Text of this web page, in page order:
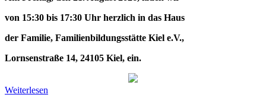
von 15:30 bis 17:30 Uhr herzlich in das Haus
der Familie, Familienbildungsstätte Kiel e.V.,
Lornsenstraße 14, 24105 Kiel, ein.
Weiterlesen